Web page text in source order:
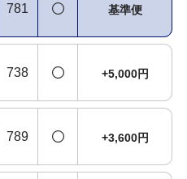
781 基準便
738 +5,000円
789 +3,600円